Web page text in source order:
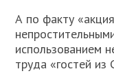
А по факту
использованием
труда «гостей из